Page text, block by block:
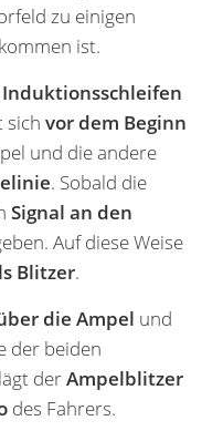
zu einigen
ist.
sich vor dem Beginn
und die andere
. Sobald die
Signal an den
Auf diese Weise
Blitzer.
die Ampel und
der beiden
derAmpelblitzer
des Fahrers.